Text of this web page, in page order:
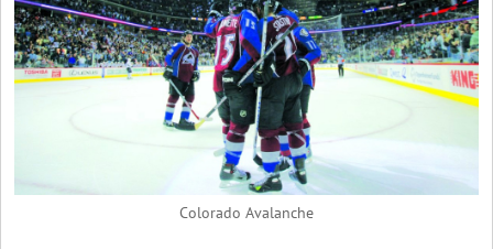
Colorado Avalanche